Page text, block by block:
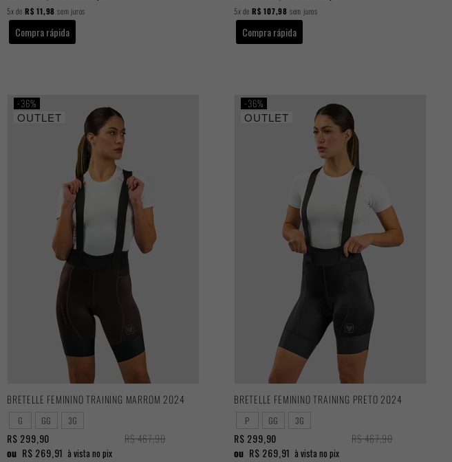
5xde R$ 11,98 sem juros
Compra rápida
5xde R$ 107,98 sem juros
Compra rápida
OUTLET
36%
BRETELLE FEMININO TRAINING MARROM 2024
G GG 3G
R$ 467,90
R$ 299,90
ou R$ 269,91 à vista no pix
OUTLET
36%
BRETELLE FEMININO TRAINING PRETO 2024
P GG 3G
R$ 467,90
R$ 299,90
ou R$ 269,91 à vista no pix